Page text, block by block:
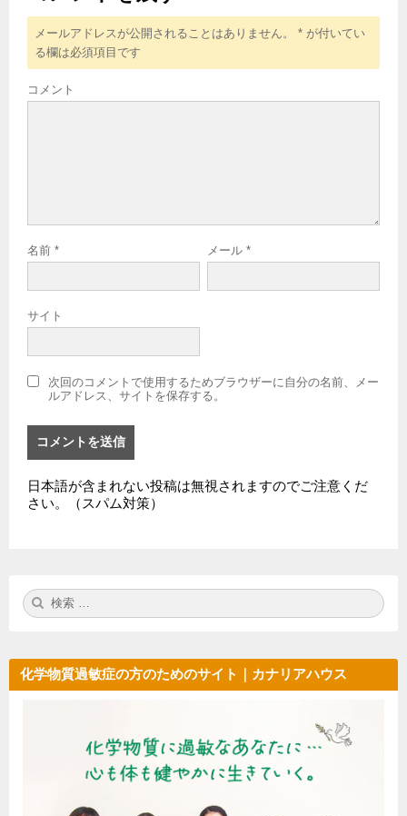
メールアドレスが公開されることはありません。 * が付いてい
る欄は必須項目です
コメント
名前 * メール *
サイト
次回のコメントで使用するためブラウザーに自分の名前、メー
ルアドレス、サイトを保存する。
日本語が含まれない投稿は無視されますのでご注意くだ
さい。（スパム対策）
検
索:
化学物質過敏症の方のためのサイト｜カナリアハウス